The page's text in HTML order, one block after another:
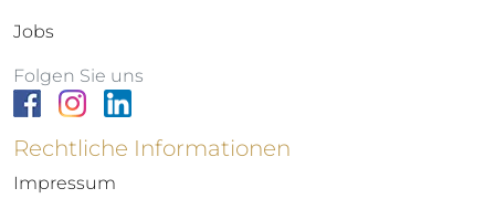
Jobs
Folgen Sie uns
Rechtliche Informationen
Impressum